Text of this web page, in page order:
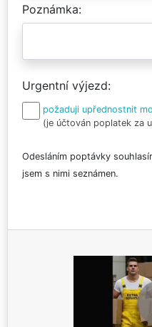
Poznámka
Urgentní výjezd
požaduji upřednostnit
(je účtován poplatek za
Odesláním poptávky
jsem s nimi seznámen.